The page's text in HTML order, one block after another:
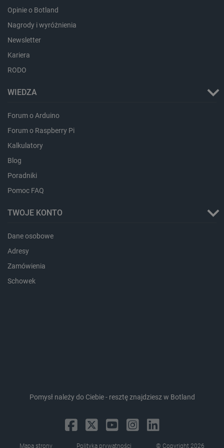
Opinie o Botland
Nagrody i wyróżnienia
Newsletter
Kariera
RODO
WIEDZA
Forum o Arduino
Forum o Raspberry Pi
Kalkulatory
Blog
Poradniki
Pomoc FAQ
TWOJE KONTO
Dane osobowe
Adresy
Zamówienia
Schowek
Pomysł należy do Ciebie - resztę znajdziesz w Botland
Mapa strony Polityka prywatności © Copyright 2026
botland.com.pl
CookieScriptConsent
CookieScript